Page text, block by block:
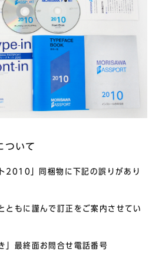
ついて
2010」同梱物に下記の誤りがあり
ともに謹んで訂正をご案内させてい
」最終面お問合せ電話番号